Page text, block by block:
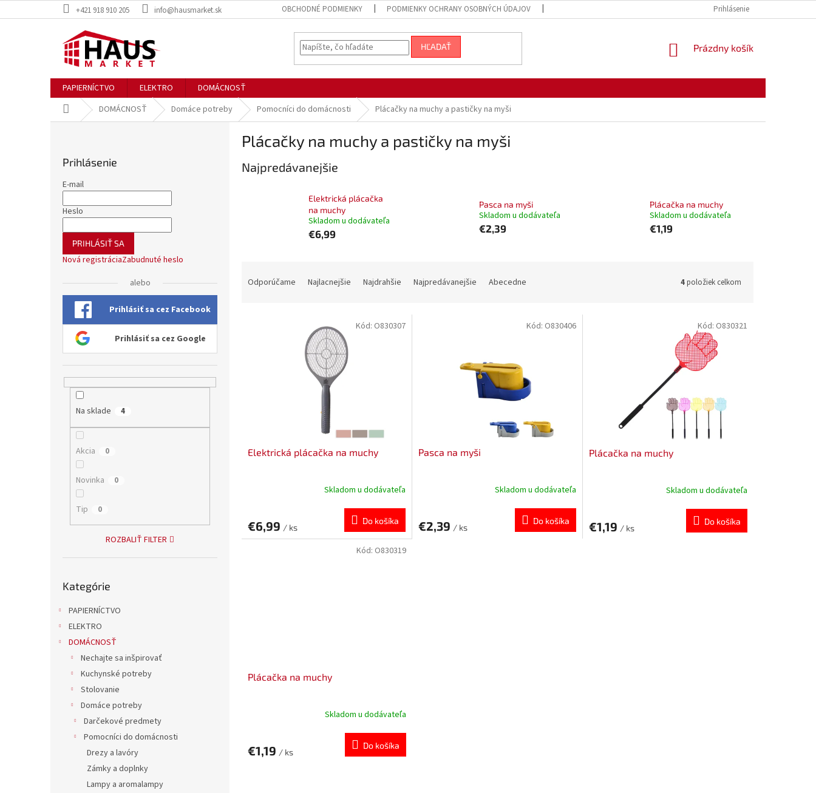
na
+421 918 910 205 info@hausmarket.sk OBCHODNÉ PODMIENKY PODMIENKY OCHRANY OSOBNÝCH ÚDAJOV Prihlásenie
HĽADAŤ
NÁKUPNÝ
Prázdny košík
PAPIERNÍCTVO ELEKTRO
DOMÁCNOSŤ
DomovDOMÁCNOSŤ Domáce potreby Pomocníci do domácnosti Plácačky na muchy a pastičky na myši
Prihlásenie
E-mail
Heslo
PRIHLÁSIŤ SA
Nová registráciaZabudnuté heslo
alebo
Prihlásiť sa cez Facebook
Prihlásiť sa cez Google
Na sklade 4
Akcia 0
Novinka 0
Tip 0
ROZBALIŤ FILTER
kategórie
Kategórie
PAPIERNÍCTVO
ELEKTRO
DOMÁCNOSŤ
Nechajte sa inšpirovať
Kuchynské potreby
Stolovanie
Domáce potreby
Darčekové predmety
Pomocníci do domácnosti
Drezy a lavóry
Zámky a doplnky
Lampy a aromalampy
Plácačky na muchy a pastičky na myši
Najpredávanejšie
Elektrická plácačka
na muchy
Skladom u dodávateľa
€6,99
Pasca na myši
Skladom u dodávateľa
€2,39
Plácačka na muchy
Skladom u dodávateľa
€1,19
Odporúčame Najlacnejšie Najdrahšie Najpredávanejšie Abecedne 4položiek celkom
Elektrická plácačka na muchy
Skladom u dodávateľa
€6,99 / ks
Do košíka
Kód: O830307
Pasca na myši
Skladom u dodávateľa
€2,39 / ks
Do košíka
Kód: O830406
Plácačka na muchy
Skladom u dodávateľa
€1,19 / ks
Do košíka
Kód: O830321
Plácačka na muchy
Skladom u dodávateľa
€1,19 / ks
Do košíka
Kód: O830319